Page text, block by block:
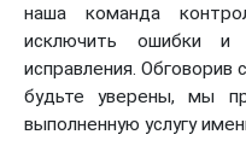
наша команда
исключить ошибки
исправления. Обговорив
будьте уверены, мы
выполненную услугу